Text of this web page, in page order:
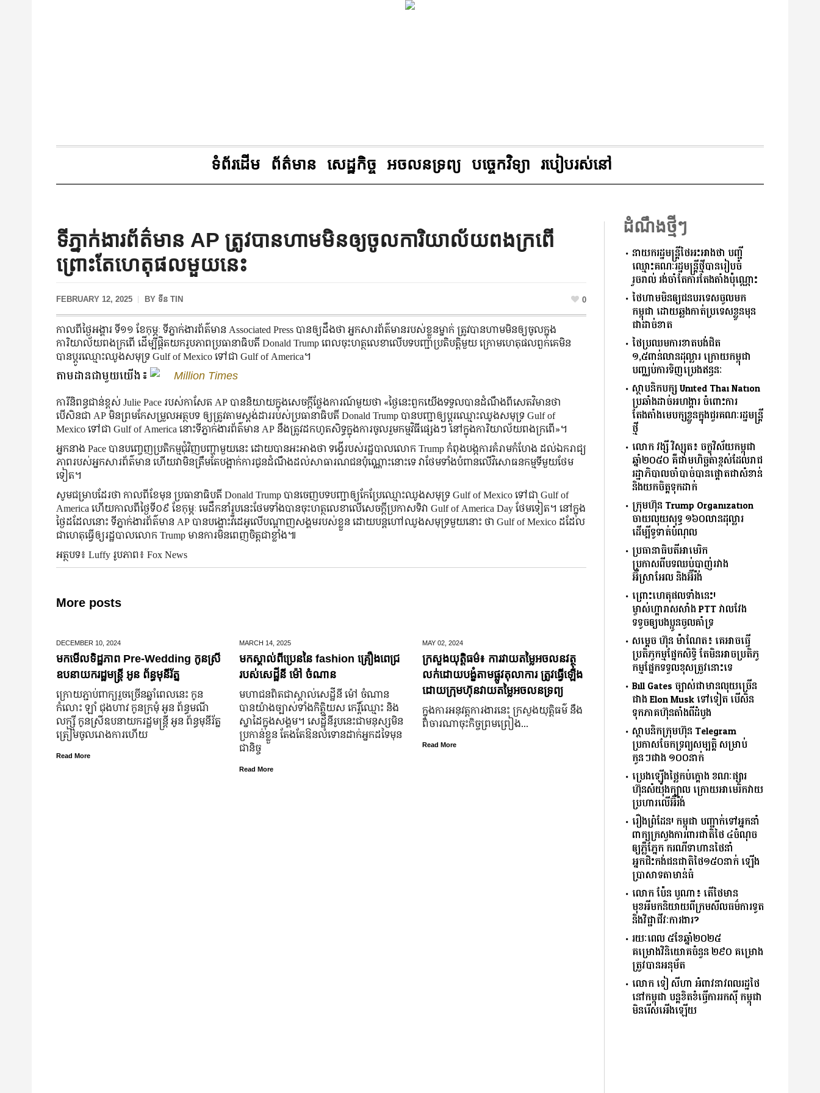
ទំព័រដើម ព័ត៌មាន សេដ្ឋកិច្ច អចលនទ្រព្យ បច្ចេកវិទ្យា របៀបរស់នៅ
ទីភ្នាក់ងារព័ត៌មាន AP ត្រូវបានហាមមិនឲ្យចូលការិយាល័យពងក្រពើ
ព្រោះតែហេតុផលមួយនេះ
FEBRUARY 12, 2025 BY ទីន TIN 0
កាលពីថ្ងៃអង្គារ ទី១១ ខែកុម្ភៈ ទីភ្នាក់ងារព័ត៌មាន Associated Press បានឲ្យដឹងថា អ្នកសារព័ត៌មានរបស់ខ្លួនម្នាក់ ត្រូវបានហាមមិនឲ្យចូលក្នុង
ការិយាល័យពងក្រពើ ដើម្បីផ្ដិតយករូបភាពប្រធានាធិបតី Donald Trump ពេលចុះហត្ថលេខាលើបទបញ្ជាប្រតិបត្តិមួយ ក្រោមហេតុផលពួកគេមិន
បានប្ដូរឈ្មោះឈូងសមុទ្រ Gulf of Mexico ទៅជា Gulf of America។
តាមដានជាមួយយើង៖ Million Times
ការីនិពន្ធជាន់ខ្ពស់ Julie Pace របស់កាសែត AP បាននិយាយក្នុងសេចក្ដីថ្លែងការណ៍មួយថា «ថ្ងៃនេះពួកយើងទទួលបានដំណឹងពីសេតវិមានថា
បើសិនជា AP មិនព្រមកែសម្រួលអត្ថបទ ឲ្យត្រូវតាមស្តង់ដាររបស់ប្រធានាធិបតី Donald Trump បានបញ្ជាឲ្យប្ដូរឈ្មោះឈូងសមុទ្រ Gulf of
Mexico ទៅជា Gulf of America នោះទីភ្នាក់ងារព័ត៌មាន AP នឹងត្រូវដកហូតសិទ្ធក្នុងការចូលរួមកម្មវិធីផ្សេងៗ នៅក្នុងការិយាល័យពងក្រពើ»។
អ្នកនាង Pace បានបញ្ចេញប្រតិកម្មជុំវិញបញ្ហាមួយនេះ ដោយបានអះអាងថា ទង្វើរបស់រដ្ឋបាលលោក Trump កំពុងបង្កការគំរាមកំហែង ដល់ឯករាជ្យ
ភាពរបស់អ្នកសារព័ត៌មាន ហើយវាមិនត្រឹមតែបង្អាក់ការជូនដំណឹងដល់សាធារណជនប៉ុណ្ណោះនោះទេ វាថែមទាំងបំពានលើវិសោធនកម្មទីមួយថែម
ទៀត។
សូមជម្រាបដែរថា កាលពីខែមុន ប្រធានាធិបតី Donald Trump បានចេញបទបញ្ជាឲ្យកែប្រែឈ្មោះឈូងសមុទ្រ Gulf of Mexico ទៅជា Gulf of
America ហើយកាលពីថ្ងៃទី០៩ ខែកុម្ភៈ មេដឹកនាំរូបនេះថែមទាំងបានចុះហត្ថលេខាលើសេចក្ដីប្រកាសទិវា Gulf of America Day ថែមទៀត។ នៅក្នុង
ថ្ងៃដដែលនោះ ទីភ្នាក់ងារព័ត៌មាន AP បានបង្ហោះវីដេអូលើបណ្ដាញសង្គមរបស់ខ្លួន ដោយបន្តហៅឈូងសមុទ្រមួយនោះ ថា Gulf of Mexico ដដែល
ជាហេតុធ្វើឲ្យរដ្ឋបាលលោក Trump មានការមិនពេញចិត្តជាខ្លាំង៕
អត្ថបទ៖ Luffy រូបភាព៖ Fox News
More posts
DECEMBER 10, 2024
មកមើលទិដ្ឋភាព Pre-Wedding កូនស្រី
ឧបនាយករដ្ឋមន្រ្តី អូន ព័ន្ធមុនីរ័ត្ន
ក្រោយ​ភ្ជាប់​ពាក្យ​រួច​ច្រើន​ឆ្នាំ​ពេលនេះ កូន
កំលោះ ឡាំ ជុងហាវ កូនក្រមុំ អូន ព័ន្ធមណី
លក្ស្មី កូនស្រី​ឧបនាយករដ្ឋមន្ត្រី អូន ព័ន្ធមុនីរ័ត្ន
ត្រៀម​ចូល​រោងការ​ហើយ
Read More
MARCH 14, 2025
មកស្គាល់ពីប្រេននៃ​ fashion គ្រឿងពេជ្រ
របស់សេដ្ឋីនី ម៉ៅ ចំណាន
មហាជន​ពិតជា​ស្គាល់​សេដ្ឋី​នី ម៉ៅ ចំណាន
បាន​យ៉ាង​ច្បាស់​ទាំង​កិត្តិយស កេរ្តិ៍ឈ្មោះ និង​
ស្នាដៃ​ក្នុង​សង្គម។ សេដ្ឋី​នី​រូប​នេះ​ជា​មនុស្ស​មិន​
ប្រកាន់​ខ្លួន តែងតែ​ឱនលំទោន​ដាក់​អ្នក​ដទៃ​មុន​
ជានិច្ច
Read More
MAY 02, 2024
ក្រសួងយុត្តិធម៌៖ ការវាយតម្លៃអចលនវត្ថុ
លក់ដោយបង្ខំតាមផ្លូវតុលាការ ត្រូវធ្វើឡើង
ដោយក្រុមហ៊ុនវាយតម្លៃអចលនទ្រព្យ
ក្នុងការអនុវត្តការងារនេះ ក្រសួងយុត្តិធម៌ នឹង
ពិចារណាចុះកិច្ចព្រមព្រៀង...
Read More
ដំណឹងថ្មីៗ
នាយករដ្ឋមន្ត្រីថៃអះអាងថា បញ្ជី
ឈ្មោះគណៈរដ្ឋមន្ត្រីថ្មីបានរៀបចំ
រួចរាល់ រង់ចាំតែការតែងតាំងប៉ុណ្ណោះ
ថៃហាមមិនឲ្យជនបរទេសចូលមក
កម្ពុជា ដោយឆ្លងកាត់ប្រទេសខ្លួនមុន
ជាដាច់ខាត
ថៃប្រឈមការខាតបង់ជិត
១,៥ពាន់លានដុល្លារ ក្រោយកម្ពុជា
បញ្ឈប់ការទិញប្រេងឥន្ធនៈ
ស្ថាបនិកបក្ស United Thai Nation
ប្រឆាំងដាច់អហង្ការ ចំពោះការ
តែងតាំងមេបក្សខ្លួនក្នុងជួរគណៈរដ្ឋមន្ត្រី
ថ្មី
លោក វង្សី វិស្សុត៖ ចក្ខុវិស័យកម្ពុជា
ឆ្នាំ២០៥០ គឺជាមហិច្ឆតាខ្ពស់ដែលរាជ
រដ្ឋាភិបាលចាំបាច់បានផ្ដោតជាសំខាន់
និងយកចិត្ដទុកដាក់
ក្រុមហ៊ុន Trump Organization
ចាយលុយសុទ្ធ ១៦០លានដុល្លារ
ដើម្បីទូទាត់បំណុល
ប្រធានាធិបតីអាមេរិក
ប្រកាសពីបទឈប់បាញ់រវាង
អ៊ីស្រាអែល និងអ៊ីរ៉ង់
ព្រោះហេតុផលទាំងនេះ!
ម្ចាស់ហ្គារាសសាំង PTT វាលវែង
ទទូចឲ្យបងប្អូនចូលគាំទ្រ
សម្តេច ហ៊ុន ម៉ាណែត៖ គេអាចធ្វើ
ប្រតិភូកម្មផ្នែកសិទ្ធិ តែមិនអាចប្រតិភូ
កម្មផ្នែកទទួលខុសត្រូវនោះទេ
Bill Gates ច្បាស់ជាមានលុយច្រើន
ជាង Elon Musk ទៅទៀត បើសិន
ទុកភាគហ៊ុនតាំងពីដំបូង
ស្ថាបនិកក្រុមហ៊ុន Telegram
ប្រកាសចែកទ្រព្យសម្បត្តិ សម្រាប់
កូនៗជាង ១០០នាក់
ប្រេងឡើងថ្លៃកប់ក្ដោង ខណៈផ្សារ
ហ៊ុនសំយ៉ុងក្បាល ក្រោយអាមេរិកវាយ
ប្រហារលើអ៊ីរ៉ង់
រឿងព្រំដែន! កម្ពុជា បញ្ជាក់ទៅអ្នកនាំ
ពាក្យក្រសួងការពារជាតិថៃ ៤ចំណុច
ឲ្យភ្លឺភ្នែក ករណីទាហានថៃនាំ
អ្នកជិះកង់ជនជាតិថៃ១៥០នាក់ ឡើង
ប្រាសាទតាមាន់ធំ
លោក ប៉ែន បូណា៖ តើថៃមាន
មុខអីមកនិយាយពីក្រមសីលធម៌ការទូត
និងវិជ្ជាជីវៈការងារ?
រយៈពេល ៥ខែឆ្នាំ២០២៥
គម្រោងវិនិយោគចំនួន ២៩០ គម្រោង
ត្រូវបានអនុម័ត
លោក ទៀ សីហា អំពាវនាវពលរដ្ឋថៃ
នៅកម្ពុជា បន្តខិតខំធ្វើការរកសុី កម្ពុជា
មិនរើសអើងឡើយ